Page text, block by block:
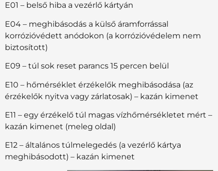
E01 – belső hiba a vezérlő kártyán
E04 – meghibásodás a külső áramforrással
korrózióvédett anódokon (a korrózióvédelem nem
biztosított)
E09 – túl sok reset parancs 15 percen belül
E10 – hőmérséklet érzékelők meghibásodása (az
érzékelők nyitva vagy zárlatosak) – kazán kimenet
E11 – egy érzékelő túl magas vízhőmérsékletet mért –
kazán kimenet (meleg oldal)
E12 – általános túlmelegedés (a vezérlő kártya
meghibásodott) – kazán kimenet